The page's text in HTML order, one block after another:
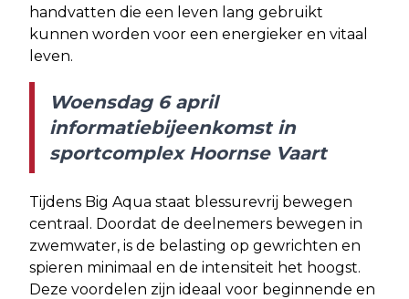
handvatten die een leven lang gebruikt
kunnen worden voor een energieker en vitaal
leven.
Woensdag 6 april
informatiebijeenkomst in
sportcomplex Hoornse Vaart
Tijdens Big Aqua staat blessurevrij bewegen
centraal. Doordat de deelnemers bewegen in
zwemwater, is de belasting op gewrichten en
spieren minimaal en de intensiteit het hoogst.
Deze voordelen zijn ideaal voor beginnende en